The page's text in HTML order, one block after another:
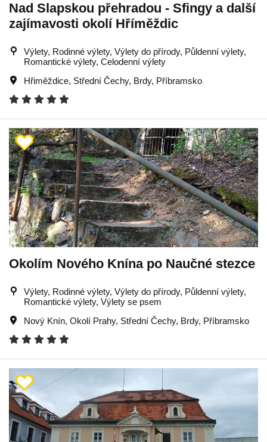
Nad Slapskou přehradou - Sfingy a další
zajímavosti okolí Hříměždic
Výlety, Rodinné výlety, Výlety do přírody, Půldenní výlety,
Romantické výlety, Celodenní výlety
Hřiměždice, Střední Čechy, Brdy, Příbramsko
Okolím Nového Knína po Naučné stezce
Výlety, Rodinné výlety, Výlety do přírody, Půldenní výlety,
Romantické výlety, Výlety se psem
Nový Knín, Okolí Prahy, Střední Čechy, Brdy, Příbramsko